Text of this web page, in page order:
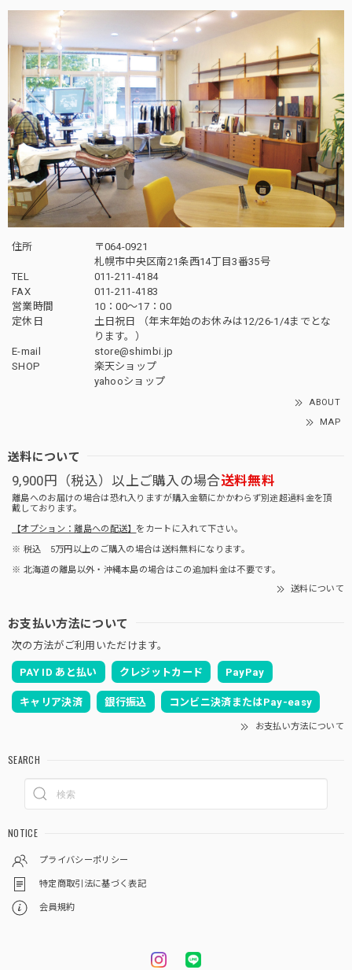
住所
〒064-0921
札幌市中央区南21条西14丁目3番35号
TEL
011-211-4184
FAX
011-211-4183
営業時間
10：00〜17：00
定休日
土日祝日 （年末年始のお休みは12/26-1/4までとな
ります。）
E-mail
store@shimbi.jp
SHOP
楽天ショップ
yahooショップ
ABOUT
MAP
送料について
9,900円（税込）以上ご購入の場合送料無料
離島へのお届けの場合は恐れ入りますが購入金額にかかわらず別途超過料金を頂
戴しております。
【オプション：離島への配送】 をカートに入れて下さい。
※ 税込 5万円以上のご購入の場合は送料無料になります。
※ 北海道の離島以外・沖縄本島の場合はこの追加料金は不要です。
送料について
お支払い方法について
次の方法がご利用いただけます。
PAY ID あと払い クレジットカード PayPay
キャリア決済 銀行振込 コンビニ決済またはPay-easy
お支払い方法について
SEARCH
NOTICE
プライバシーポリシー
特定商取引法に基づく表記
会員規約